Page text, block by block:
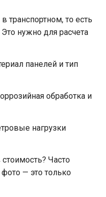
транспортном, то есть
нужно для расчета
панелей и тип
обработка и
нагрузки
Часто
— это только